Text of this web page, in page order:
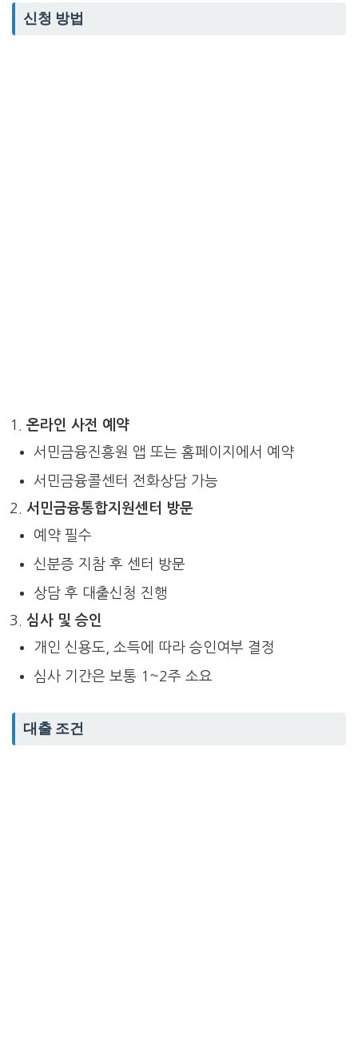
신청 방법
온라인 사전 예약
서민금융진흥원 앱 또는 홈페이지에서 예약
서민금융콜센터 전화상담 가능
서민금융통합지원센터 방문
예약 필수
신분증 지참 후 센터 방문
상담 후 대출신청 진행
심사 및 승인
개인 신용도, 소득에 따라 승인여부 결정
심사 기간은 보통 1~2주 소요
대출 조건